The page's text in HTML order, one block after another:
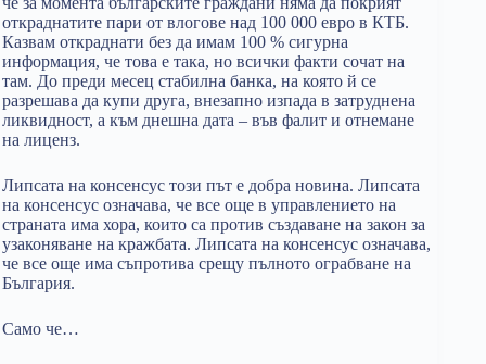
откраднатите пари от влогове над 100 000 евро в КТБ.
Казвам откраднати без да имам 100 % сигурна
информация, че това е така, но всички факти сочат на
там. До преди месец стабилна банка, на която й се
разрешава да купи друга, внезапно изпада в затруднена
ликвидност, а към днешна дата – във фалит и отнемане
на лиценз.
Липсата на консенсус този път е добра новина. Липсата
на консенсус означава, че все още в управлението на
страната има хора, които са против създаване на закон за
узаконяване на кражбата. Липсата на консенсус означава,
че все още има съпротива срещу пълното ограбване на
България.
Само че…